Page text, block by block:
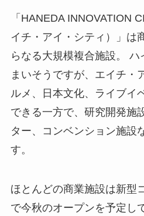
「HANEDA INNOVATION
イチ・アイ・シティ）」は
らなる大規模複合施設。
まいそうですが、エイチ・
ルメ、日本文化、ライブイ
できる一方で、研究開発施
ター、コンベンション施設
す。
ほとんどの商業施設は新型
で今秋のオープンを予定し